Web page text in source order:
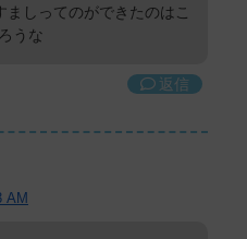
しってのができたのはこ
うな
返信
AM